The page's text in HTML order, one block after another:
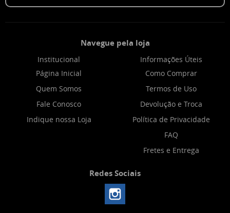
Navegue pela loja
Institucional
Página Inicial
Quem Somos
Fale Conosco
Indique nossa Loja
Informações Úteis
Como Comprar
Termos de Uso
Devolução e Troca
Política de Privacidade
FAQ
Fretes e Entrega
Redes Sociais